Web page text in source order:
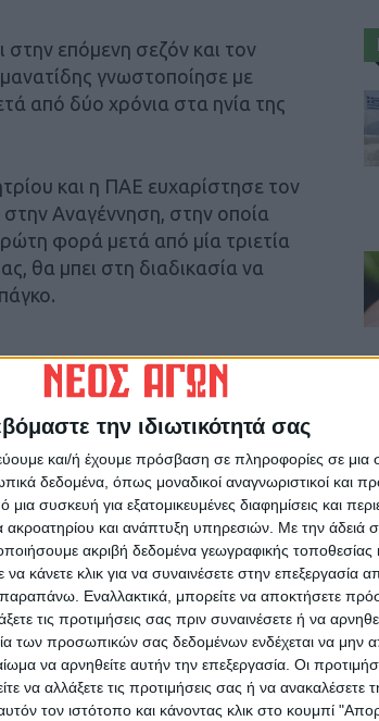
την ιδιωτικότητά σας
και/ή έχουμε πρόσβαση σε πληροφορίες σε
δεδομένα, όπως μοναδικοί αναγνωριστικοί και
συσκευή για εξατομικευμένες διαφημίσεις και
ακροατηρίου και ανάπτυξη υπηρεσιών. Με την άδειά
ακριβή δεδομένα γεωγραφικής τοποθεσίας
κλικ για να συναινέσετε στην επεξεργασία
Εναλλακτικά, μπορείτε να αποκτήσετε
τις προτιμήσεις σας πριν συναινέσετε ή να
των προσωπικών σας δεδομένων ενδέχεται να μην
να αρνηθείτε αυτήν την επεξεργασία. Οι
να αλλάξετε τις προτιμήσεις σας ή να ανακαλέσετε
τον ιστότοπο και κάνοντας κλικ στο κουμπί
στην επόμενη σεζόν και τον
γνωστοποίησε με
από δύο χρόνια στα ηνία της
και η ΠΑΕ ευχαρίστησε τον
Αναγέννηση, στην οποία
φορά μετά από μία τριετία
θα μπει στη διαδικασία να
στο Google News!
και ευρύτερα της Θεσσαλίας
ΕΠΟΜΕΝΟ ΑΡΘΡΟ
Υποβολή πρότασης για δύο έργα
αποκατάστασης στο Δήμο Παλαμά